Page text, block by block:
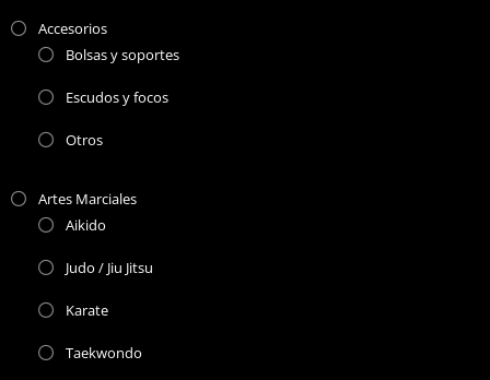
Accesorios
Bolsas y soportes
Escudos y focos
Otros
Artes Marciales
Aikido
Judo / Jiu Jitsu
Karate
Taekwondo